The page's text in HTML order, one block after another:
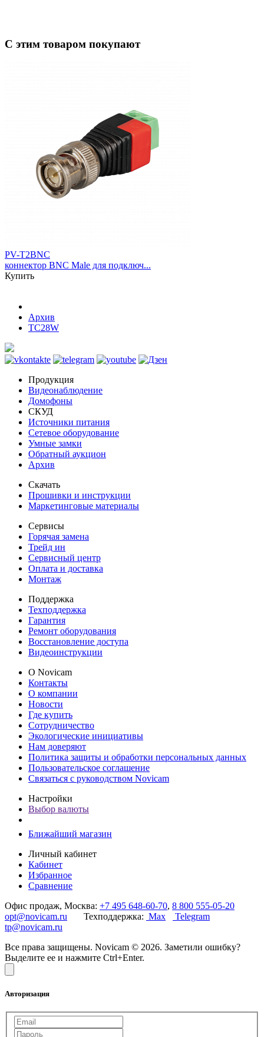
С этим товаром покупают
PV-T2BNC
коннектор BNC Male для подключ...
Купить
Архив
TC28W
Продукция
Видеонаблюдение
Домофоны
СКУД
Источники питания
Сетевое оборудование
Умные замки
Обратный аукцион
Архив
Скачать
Прошивки и инструкции
Маркетинговые материалы
Сервисы
Горячая замена
Трейд ин
Сервисный центр
Оплата и доставка
Монтаж
Поддержка
Техподдержка
Гарантия
Ремонт оборудования
Восстановление доступа
Видеоинструкции
О Novicam
Контакты
О компании
Новости
Где купить
Сотрудничество
Экологические инициативы
Нам доверяют
Политика защиты и обработки персональных данных
Пользовательское соглашение
Связаться с руководством Novicam
Настройки
Выбор валюты
Ближайший магазин
Личный кабинет
Кабинет
Избранное
Сравнение
Офис продаж, Москва: +7 495 648-60-70, 8 800 555-05-20
opt@novicam.ru Техподдержка: Max
Telegram
tp@novicam.ru
Все права защищены. Novicam © 2026. Заметили ошибку?
Выделите ее и нажмите Ctrl+Enter.
Авторизация